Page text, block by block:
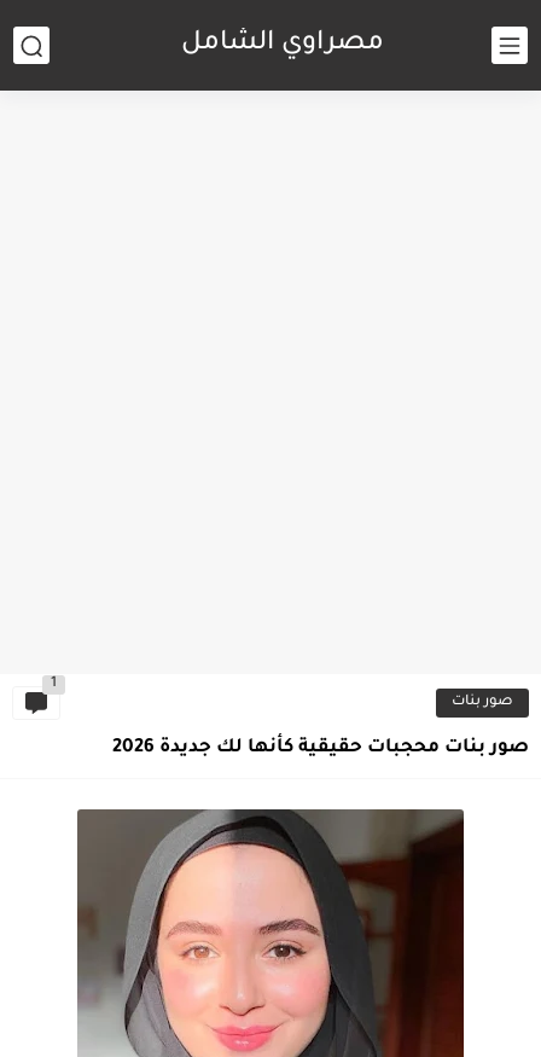
مصراوي الشامل
صور بنات
1
صور بنات محجبات حقيقية كأنها لك جديدة 2026